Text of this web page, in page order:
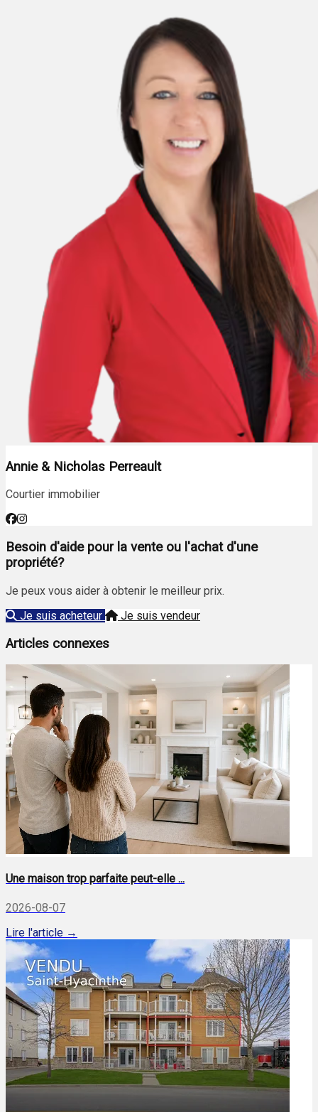
Annie & Nicholas Perreault
Courtier immobilier
Besoin d'aide pour la vente ou l'achat d'une
propriété?
Je peux vous aider à obtenir le meilleur prix.
Je suis acheteur
Je suis vendeur
Articles connexes
Une maison trop parfaite peut-elle ...
2026-08-07
Lire l'article →